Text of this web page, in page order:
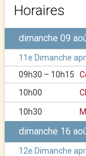
Horaires
dimanche 09
11e Dimanche
09h30 – 10h15
10h00
10h30
dimanche 16
12e Dimanche